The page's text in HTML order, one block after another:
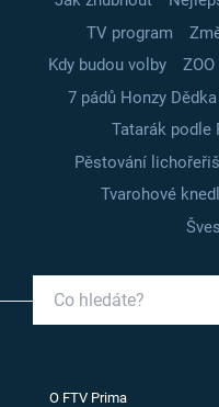
TV program
Kdy budou volby
7 pádů Honzy Dědka
Tatarák podle
Pěstování
Tvarohové
O FTV Prima